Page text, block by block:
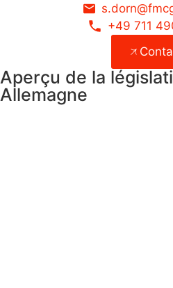
+49 711
Aperçu de la
Allemagne